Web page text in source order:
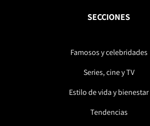
SECCIONES
Famosos y celebridades
Series, cine y TV
Estilo de vida y bienestar
Tendencias